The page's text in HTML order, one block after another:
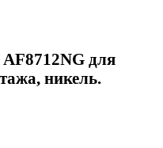
для
никель.